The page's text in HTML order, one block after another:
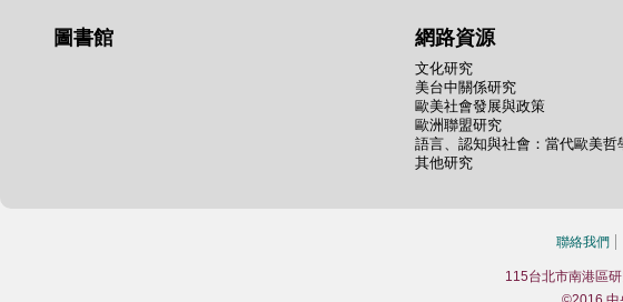
圖書館 網路資源
文化研究
美台中關係研究
歐美社會發展與政策
歐洲聯盟研究
語言、認知與社會：當代歐美哲
其他研究
聯絡我們
115台北市南港區